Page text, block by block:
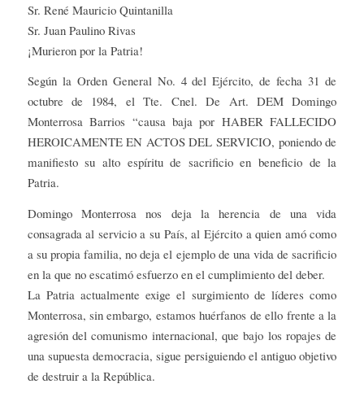
Sr. René Mauricio Quintanilla
Sr. Juan Paulino Rivas
¡Murieron por la Patria!
Según la Orden General No. 4 del Ejército, de fecha 31 de
octubre de 1984, el Tte. Cnel. De Art. DEM Domingo
Monterrosa Barrios “causa baja por HABER FALLECIDO
HEROICAMENTE EN ACTOS DEL SERVICIO, poniendo de
manifiesto su alto espíritu de sacrificio en beneficio de la
Patria.
Domingo Monterrosa nos deja la herencia de una vida
consagrada al servicio a su País, al Ejército a quien amó como
a su propia familia, no deja el ejemplo de una vida de sacrificio
en la que no escatimó esfuerzo en el cumplimiento del deber.
La Patria actualmente exige el surgimiento de líderes como
Monterrosa, sin embargo, estamos huérfanos de ello frente a la
agresión del comunismo internacional, que bajo los ropajes de
una supuesta democracia, sigue persiguiendo el antiguo objetivo
de destruir a la República.